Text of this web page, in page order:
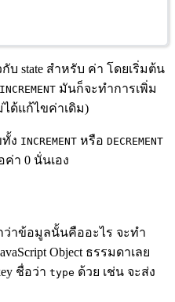
บ state สำหรับ ค่า โดยเริ่มต้น
INCREMENT มันก็จะทำการเพิ่ม
ได้แก้ไขค่าเดิม)
ง INCREMENT หรือ DECREMENT
ค่า 0 นั่นเอง
ว่าข้อมูลนั้นคืออะไร จะทำ
Object ธรรมดาเลย
ชื่อว่า type ด้วย เช่น จะส่ง